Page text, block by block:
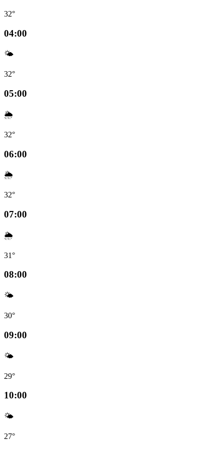
32°
04:00
🌤️
32°
05:00
🌦️
32°
06:00
🌦️
32°
07:00
🌦️
31°
08:00
🌤️
30°
09:00
🌤️
29°
10:00
🌤️
27°